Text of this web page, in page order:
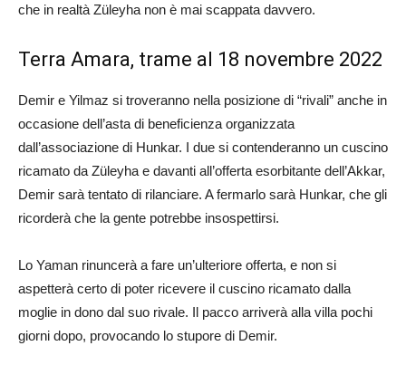
che in realtà Züleyha non è mai scappata davvero.
Terra Amara, trame al 18 novembre 2022
Demir e Yilmaz si troveranno nella posizione di “rivali” anche in
occasione dell’asta di beneficienza organizzata
dall’associazione di Hunkar. I due si contenderanno un cuscino
ricamato da Züleyha e davanti all’offerta esorbitante dell’Akkar,
Demir sarà tentato di rilanciare. A fermarlo sarà Hunkar, che gli
ricorderà che la gente potrebbe insospettirsi.
Lo Yaman rinuncerà a fare un’ulteriore offerta, e non si
aspetterà certo di poter ricevere il cuscino ricamato dalla
moglie in dono dal suo rivale. Il pacco arriverà alla villa pochi
giorni dopo, provocando lo stupore di Demir.